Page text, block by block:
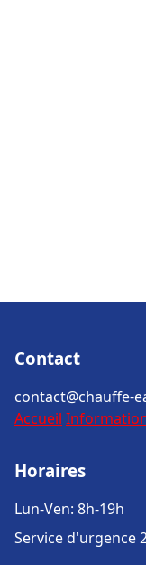
Contact
contact@chauffe-
Accueil
Horaires
Lun-Ven: 8h-19h
Service d'urgence